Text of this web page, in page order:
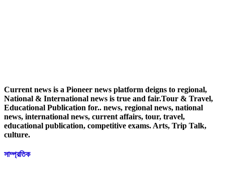
Current news is a Pioneer news platform deigns to regional,
National & International news is true and fair.Tour & Travel,
Educational Publication for.. news, regional news, national
news, international news, current affairs, tour, travel,
educational publication, competitive exams. Arts, Trip Talk,
culture.
সাম্প্রতিক